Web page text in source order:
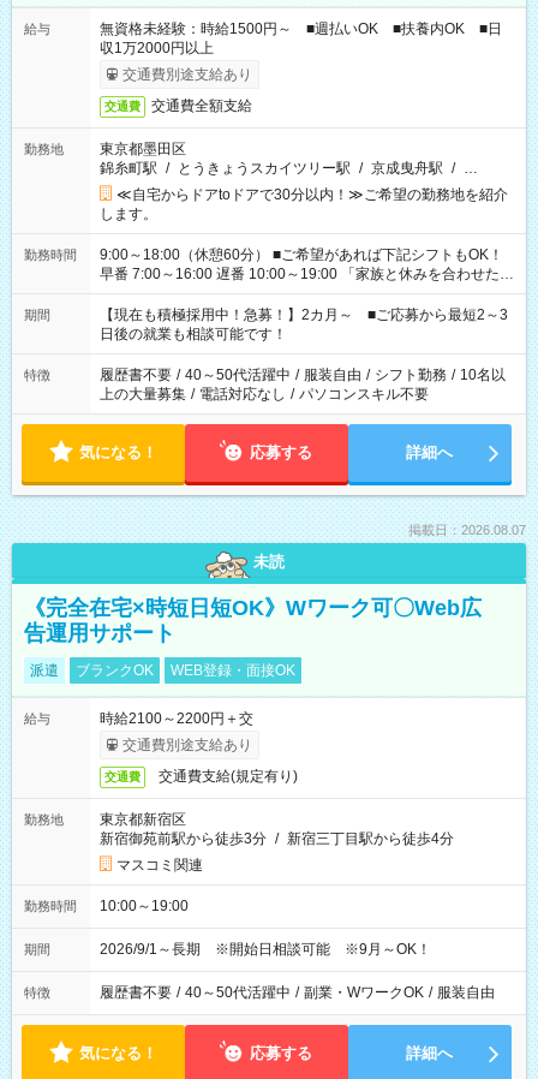
給与
無資格未経験：時給1500円～ ■週払いOK ■扶養内OK ■日
収1万2000円以上
交通費別途支給あり
交通費 交通費全額支給
勤務地
東京都墨田区
錦糸町駅 / とうきょうスカイツリー駅 / 京成曳舟駅 / …
≪自宅からドアtoドアで30分以内！≫ご希望の勤務地を紹介
します。
勤務時間
9:00～18:00（休憩60分） ■ご希望があれば下記シフトもOK！
早番 7:00～16:00 遅番 10:00～19:00 「家族と休みを合わせた
い」 「余裕を持って夕飯の準備がしたい」 「できれば残業はし
たくない」 など、ご希望を教えてくださいね。 ※Wワーク希望
の方へ 今ご覧のお仕事で希望する勤務時間と、もう1つのお仕事
の勤務時間。 合計で週40時間を超える場合は応募できません。
期間
【現在も積極採用中！急募！】2カ月～ ■ご応募から最短2～3
日後の就業も相談可能です！
特徴 履歴書不要 / 40～50代活躍中 / 服装自由 / シフト勤務 / 10名以
上の大量募集 / 電話対応なし / パソコンスキル不要
気になる！ 応募する 詳細へ
掲載日：2026.08.07
未読
《完全在宅×時短日短OK》Wワーク可〇Web広
告運用サポート
派遣 ブランクOK WEB登録・面接OK
給与
時給2100～2200円＋交
交通費別途支給あり
交通費 交通費支給(規定有り)
勤務地
東京都新宿区
新宿御苑前駅から徒歩3分 / 新宿三丁目駅から徒歩4分
マスコミ関連
勤務時間 10:00～19:00
期間 2026/9/1～長期 ※開始日相談可能 ※9月～OK！
特徴 履歴書不要 / 40～50代活躍中 / 副業・WワークOK / 服装自由
気になる！ 応募する 詳細へ